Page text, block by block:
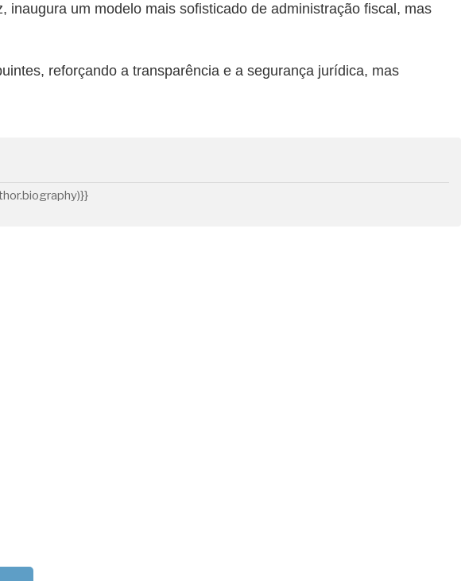
um modelo mais sofisticado de administração fiscal, mas
reforçando a transparência e a segurança jurídica, mas